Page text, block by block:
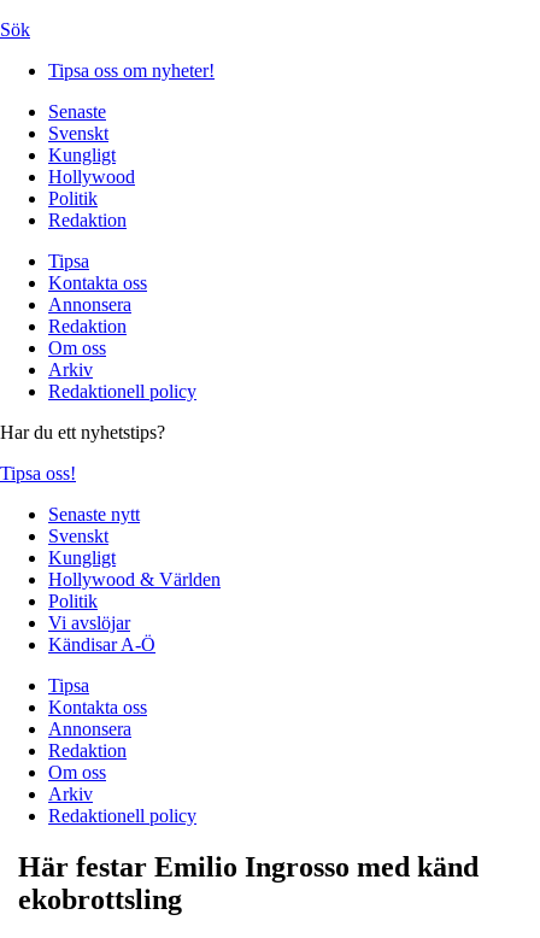
Sök
Tipsa oss om nyheter!
Senaste
Svenskt
Kungligt
Hollywood
Politik
Redaktion
Tipsa
Kontakta oss
Annonsera
Redaktion
Om oss
Arkiv
Redaktionell policy
Har du ett nyhetstips?
Tipsa oss!
Senaste nytt
Svenskt
Kungligt
Hollywood & Världen
Politik
Vi avslöjar
Kändisar A-Ö
Tipsa
Kontakta oss
Annonsera
Redaktion
Om oss
Arkiv
Redaktionell policy
Här festar Emilio Ingrosso med känd
ekobrottsling